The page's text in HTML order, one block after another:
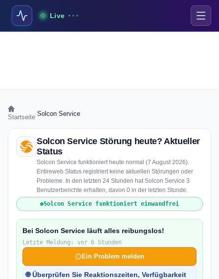
Live
Startseite Solcon Service
Solcon Service Störung heute? Aktueller
Status
Solcon Service funktioniert heute normal (7 August 2026).
Entireweb Status registriert keine aktuellen Störungen oder
Probleme. In den letzten 24 Stunden hat Solcon Service 3
Benutzerberichte erhalten, davon 0 in der letzten Stunde.
Solcon Service funktioniert einwandfrei
Bei Solcon Service läuft alles reibungslos!
Letzte Meldung: vor 6 Stunden
Ein Problem melden
🌐 Überprüfen Sie Reaktionszeiten, Verfügbarkeit